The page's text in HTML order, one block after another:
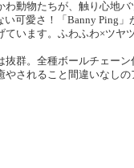
動物たちが、触り心地
可愛さ！「Banny Ping
います。ふわふわ×ツ
群。全種ボールチェー
されること間違いなしの